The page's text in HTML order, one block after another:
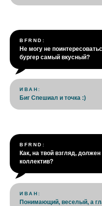
BFRND:
Не могу не
бургер самый вкусный?
ИВАН:
Биг Спешиал и точка :)
BFRND:
Как, на твой взгляд,
коллектив?
ИВАН:
Понимающий, веселый, а